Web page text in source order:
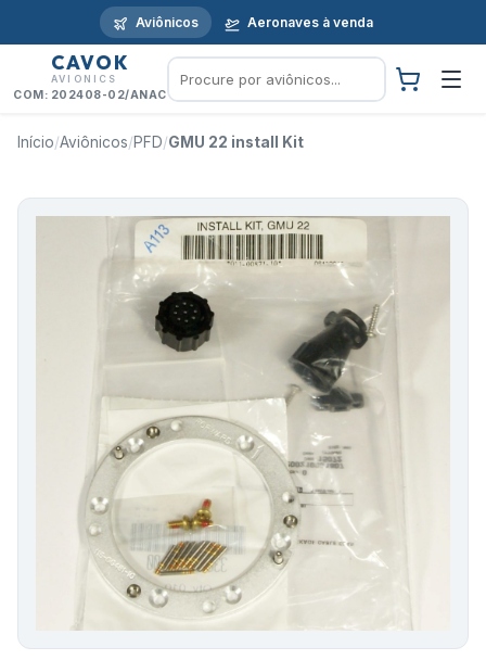
Aviônicos Aeronaves à venda
CAVOK
AVIONICS
COM: 202408-02/ANAC
Início/Aviônicos/PFD/GMU 22 install Kit